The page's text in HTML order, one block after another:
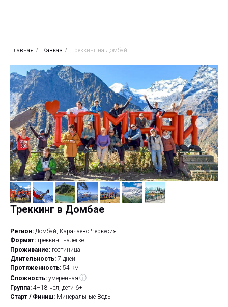
Главная / Кавказ / Треккинг на Домбай
Треккинг в Домбае
Регион: Домбай, Карачаево-Черкесия
Формат: треккинг налегке
Проживание: гостиница
Длительность: 7 дней
Протяженность: 54 км
Сложность: умеренная ⓘ
Группа: 4–18 чел, дети 6+
Старт / Финиш: Минеральные Воды